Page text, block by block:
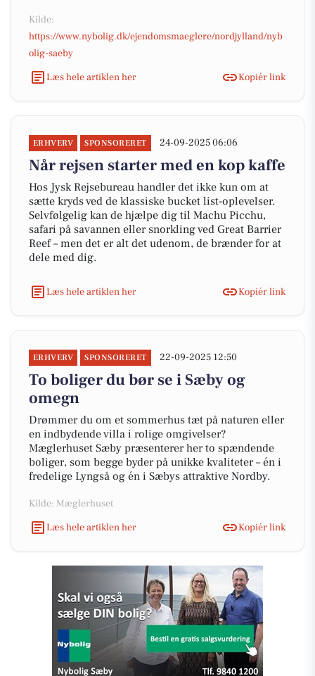
Kilde:
https://www.nybolig.dk/ejendomsmaeglere/nordjylland/nyb
olig-saeby
Læs hele artiklen her
Kopiér link
ERHVERV SPONSORERET 24-09-2025 06:06
Når rejsen starter med en kop kaffe
Hos Jysk Rejsebureau handler det ikke kun om at
sætte kryds ved de klassiske bucket list-oplevelser.
Selvfølgelig kan de hjælpe dig til Machu Picchu,
safari på savannen eller snorkling ved Great Barrier
Reef – men det er alt det udenom, de brænder for at
dele med dig.
Læs hele artiklen her Kopiér link
ERHVERV SPONSORERET 22-09-2025 12:50
To boliger du bør se i Sæby og
omegn
Drømmer du om et sommerhus tæt på naturen eller
en indbydende villa i rolige omgivelser?
Mæglerhuset Sæby præsenterer her to spændende
boliger, som begge byder på unikke kvaliteter – én i
fredelige Lyngså og én i Sæbys attraktive Nordby.
Kilde: Mæglerhuset
Læs hele artiklen her
Kopiér link